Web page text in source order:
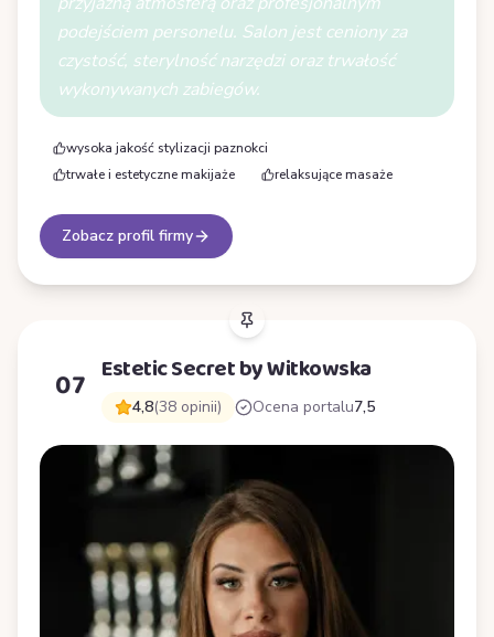
podejściem personelu. Salon jest ceniony za
czystość, sterylność narzędzi oraz trwałość
wykonywanych zabiegów.
wysoka jakość stylizacji paznokci
trwałe i estetyczne makijaże
relaksujące masaże
Zobacz profil firmy
07 Estetic Secret by Witkowska
4,8(38 opinii) Ocena portalu7,5